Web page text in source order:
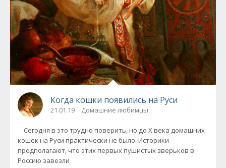
Когда кошки появились на Руси
21.01.19 Домашние любимцы
Сегодня в это трудно поверить, но до X века домашних
кошек на Руси практически не было. Историки
предполагают, что этих первых пушистых зверьков в
Россию завезли